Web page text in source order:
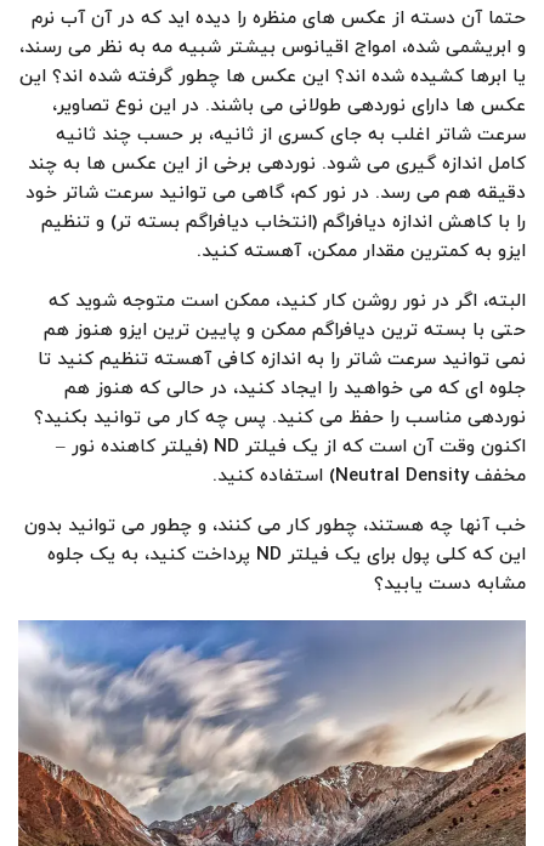
حتما آن دسته از عکس های منظره را دیده اید که در آن آب نرم
و ابریشمی شده، امواج اقیانوس بیشتر شبیه مه به نظر می رسند،
یا ابرها کشیده شده اند؟ این عکس ها چطور گرفته شده اند؟ این
عکس ها دارای نوردهی طولانی می باشند. در این نوع تصاویر،
سرعت شاتر اغلب به جای کسری از ثانیه، بر حسب چند ثانیه
کامل اندازه گیری می شود. نوردهی برخی از این عکس ها به چند
دقیقه هم می رسد. در نور کم، گاهی می توانید سرعت شاتر خود
را با کاهش اندازه دیافراگم (انتخاب دیافراگم بسته تر) و تنظیم
ایزو به کمترین مقدار ممکن، آهسته کنید.
البته، اگر در نور روشن کار کنید، ممکن است متوجه شوید که
حتی با بسته ترین دیافراگم ممکن و پایین ترین ایزو هنوز هم
نمی توانید سرعت شاتر را به اندازه کافی آهسته تنظیم کنید تا
جلوه ای که می خواهید را ایجاد کنید، در حالی که هنوز هم
نوردهی مناسب را حفظ می کنید. پس چه کار می توانید بکنید؟
اکنون وقت آن است که از یک فیلتر ND (فیلتر کاهنده نور –
مخفف Neutral Density) استفاده کنید.
خب آنها چه هستند، چطور کار می کنند، و چطور می توانید بدون
این که کلی پول برای یک فیلتر ND پرداخت کنید، به یک جلوه
مشابه دست یابید؟